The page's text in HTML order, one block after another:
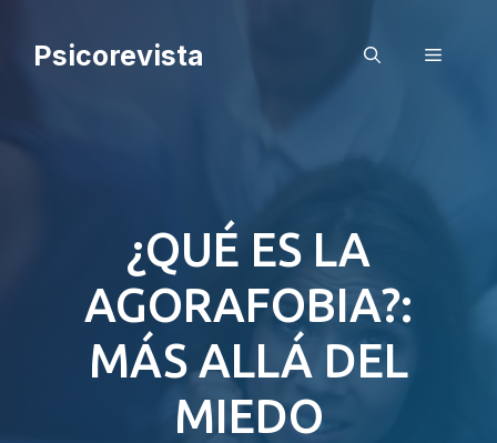
Psicorevista Menú
¿QUÉ ES LA
AGORAFOBIA?:
MÁS ALLÁ DEL
MIEDO